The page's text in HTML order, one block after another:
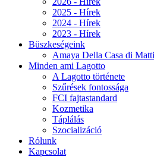
2025 - Hírek
2024 - Hírek
2023 - Hírek
Büszkeségeink
Amaya Della Casa di Matti
Minden ami Lagotto
A Lagotto története
Szűrések fontossága
FCI fajtastandard
Kozmetika
Táplálás
Szocializáció
Rólunk
Kapcsolat